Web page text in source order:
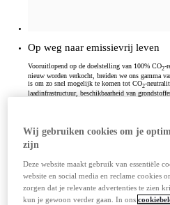
Op weg naar emissievrij leven
Vooruitlopend op de doelstelling van 100% CO2-
nieuw worden verkocht, breiden we ons gamma
is om zo snel mogelijk te komen tot CO2-
laadinfrastructuur, beschikbaarheid van
-emissies reeds tot
volledige reductie van CO2-emissies over de
neutraliteit voor onze Europese productielocaties
Wij gebruiken cookies om je
zijn
Deze website maakt gebruik van essentiële
website en social media en reclame cookies
zorgen dat je relevante advertenties te zien
kun je gewoon verder gaan. In ons